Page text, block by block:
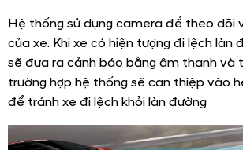
Hệ thống sử dụng camera để theo dõi
của xe. Khi xe có hiện tượng đi lệch làn
sẽ đưa ra cảnh báo bằng âm thanh và
trường hợp hệ thống sẽ can thiệp vào
để tránh xe đi lệch khỏi làn đường